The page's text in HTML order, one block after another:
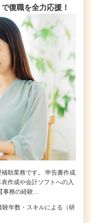
復職を全⼒応援！
助業務です。 申告書作成
作成や会計ソフトへの⼊
事務の経験…
年数・スキルによる（研